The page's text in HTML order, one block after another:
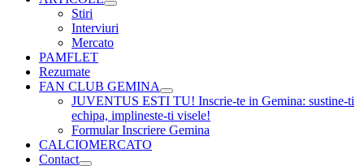
Stiri
Interviuri
Mercato
PAMFLET
Rezumate
FAN CLUB GEMINA
JUVENTUS ESTI TU! Inscrie-te in Gemina: sustine-ti
echipa, implineste-ti visele!
Formular Inscriere Gemina
CALCIOMERCATO
Contact